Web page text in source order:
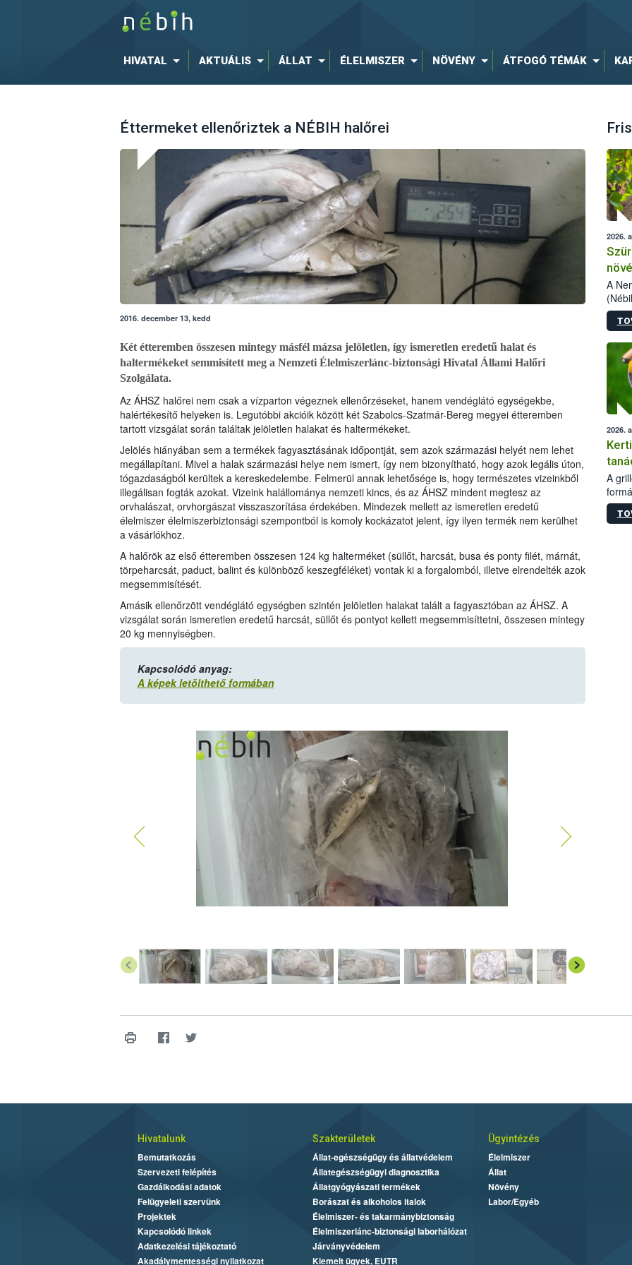
HIVATAL AKTUÁLIS ÁLLAT ÉLELMISZER NÖVÉNY ÁTFOGÓ TÉMÁK
Éttermeket ellenőriztek a NÉBIH halőrei
2016. december 13, kedd
Két étteremben összesen mintegy másfél mázsa jelöletlen, így ismeretlen eredetű halat és
haltermékeket semmisített meg a Nemzeti Élelmiszerlánc-biztonsági Hivatal Állami Halőri
Szolgálata.
Az ÁHSZ halőrei nem csak a vízparton végeznek ellenőrzéseket, hanem vendéglátó egységekbe,
halértékesítő helyeken is. Legutóbbi akcióik között két Szabolcs-Szatmár-Bereg megyei étteremben
tartott vizsgálat során találtak jelöletlen halakat és haltermékeket.
Jelölés hiányában sem a termékek fagyasztásának időpontját, sem azok származási helyét nem lehet
megállapítani. Mivel a halak származási helye nem ismert, így nem bizonyítható, hogy azok legális úton,
tógazdaságból kerültek a kereskedelembe. Felmerül annak lehetősége is, hogy természetes vizeinkből
illegálisan fogták azokat. Vizeink halállománya nemzeti kincs, és az ÁHSZ mindent megtesz az
orvhalászat, orvhorgászat visszaszorítása érdekében. Mindezek mellett az ismeretlen eredetű
élelmiszer élelmiszerbiztonsági szempontból is komoly kockázatot jelent, így ilyen termék nem kerülhet
a vásárlókhoz.
A halőrök az első étteremben összesen 124 kg halterméket (süllőt, harcsát, busa és ponty filét, márnát,
törpeharcsát, paduct, balint és különböző keszegféléket) vontak ki a forgalomból, illetve elrendelték azok
megsemmisítését.
Amásik ellenőrzött vendéglátó egységben szintén jelöletlen halakat talált a fagyasztóban az ÁHSZ. A
vizsgálat során ismeretlen eredetű harcsát, süllőt és pontyot kellett megsemmisíttetni, összesen mintegy
20 kg mennyiségben.
Kapcsolódó anyag:
A képek letölthető formában
2026.
A
Az
2026.
A
Hivatalunk
Bemutatkozás
Szervezeti felépítés
Gazdálkodási adatok
Felügyeleti szervünk
Projektek
Kapcsolódó linkek
Adatkezelési tájékoztató
Akadálymentességi nyilatkozat
Szakterületek
Állat-egészségügy és állatvédelem
Állategészségügyi diagnosztika
Állatgyógyászati termékek
Borászat és alkoholos italok
Élelmiszer- és takarmánybiztonság
Élelmiszerlánc-biztonsági laborhálózat
Járványvédelem
Kiemelt ügyek, EUTR
Ügyintézés
Élelmiszer
Állat
Növény
Labor/Egyéb